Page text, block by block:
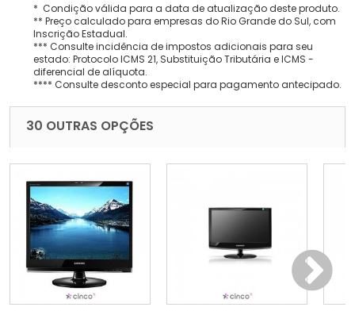
* Condição válida para a data de atualização deste produto.
** Preço calculado para empresas do Rio Grande do Sul, com
Inscrição Estadual.
*** Consulte incidência de impostos adicionais para seu
estado: Protocolo ICMS 21, Substituição Tributária e ICMS -
diferencial de alíquota.
**** Consulte desconto especial para pagamento antecipado.
30 OUTRAS OPÇÕES